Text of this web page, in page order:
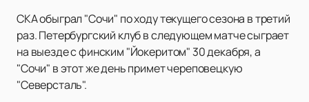
СКА обыграл "Сочи" по ходу текущего сезона в третий
раз. Петербургский клуб в следующем матче сыграет
на выезде с финским "Йокеритом" 30 декабря, а
"Сочи" в этот же день примет череповецкую
"Северсталь".